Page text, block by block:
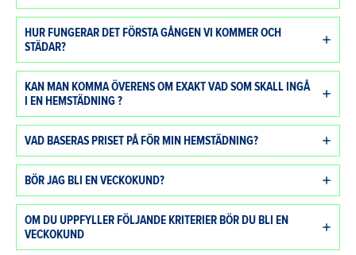
HUR FUNGERAR DET FÖRSTA GÅNGEN VI KOMMER OCH
STÄDAR?
KAN MAN KOMMA ÖVERENS OM EXAKT VAD SOM SKALL INGÅ
I EN HEMSTÄDNING ?
VAD BASERAS PRISET PÅ FÖR MIN HEMSTÄDNING?
BÖR JAG BLI EN VECKOKUND?
OM DU UPPFYLLER FÖLJANDE KRITERIER BÖR DU BLI EN
VECKOKUND